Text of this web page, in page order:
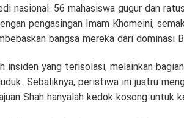
nasional: 56 mahasiswa gugur dan
pengasingan Imam Khomeini,
bangsa mereka dari dominasi
insiden yang terisolasi, melainkan
Sebaliknya, peristiwa ini justru
Shah hanyalah kedok kosong untuk